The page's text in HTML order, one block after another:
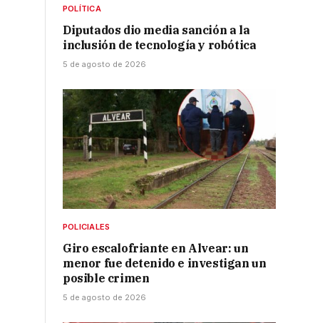
POLÍTICA
Diputados dio media sanción a la
inclusión de tecnología y robótica
5 de agosto de 2026
POLICIALES
Giro escalofriante en Alvear: un
menor fue detenido e investigan un
posible crimen
5 de agosto de 2026